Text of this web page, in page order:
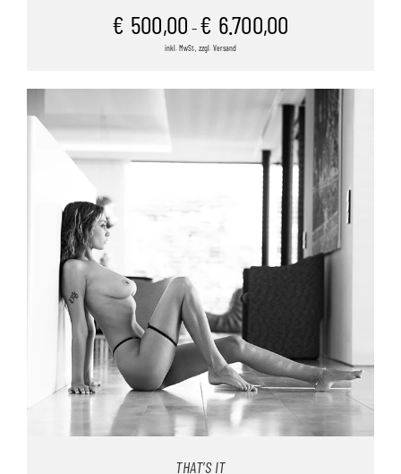
€ 500,00 – € 6.700,00
inkl. MwSt., zzgl. Versand
THAT’S IT